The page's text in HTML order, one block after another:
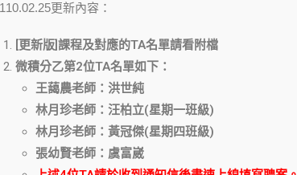
110.02.25更新內容：
[更新版]課程及對應的TA名單請看附檔
微積分乙第2位TA名單如下：
王藹農老師：洪世純
林月珍老師：汪柏立(星期一班級)
林月珍老師：黃冠傑(星期四班級)
張幼賢老師：虞富崴